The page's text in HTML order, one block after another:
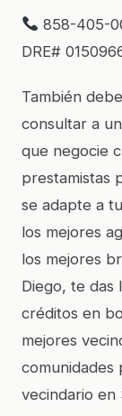
858-405-
DRE#
También
consultar a
que negocie
prestamistas
se adapte a
los mejores
los mejores
Diego, te das
créditos en
mejores
comunidades
vecindario en